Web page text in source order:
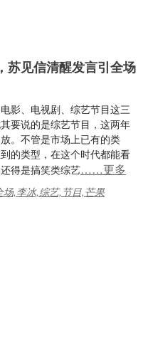
苏见信清醒发言引全场
影、电视剧、综艺节目这三
要说的是综艺节目，这两年
。不管是市场上已有的类
的类型，在这个时代都能看
得是搞笑类综艺……更多
场,李冰,综艺,节目,芒果